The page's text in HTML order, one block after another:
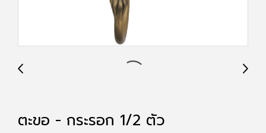
ตะขอ - กระรอก 1/2 ตัว